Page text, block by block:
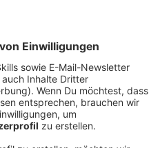
für einen